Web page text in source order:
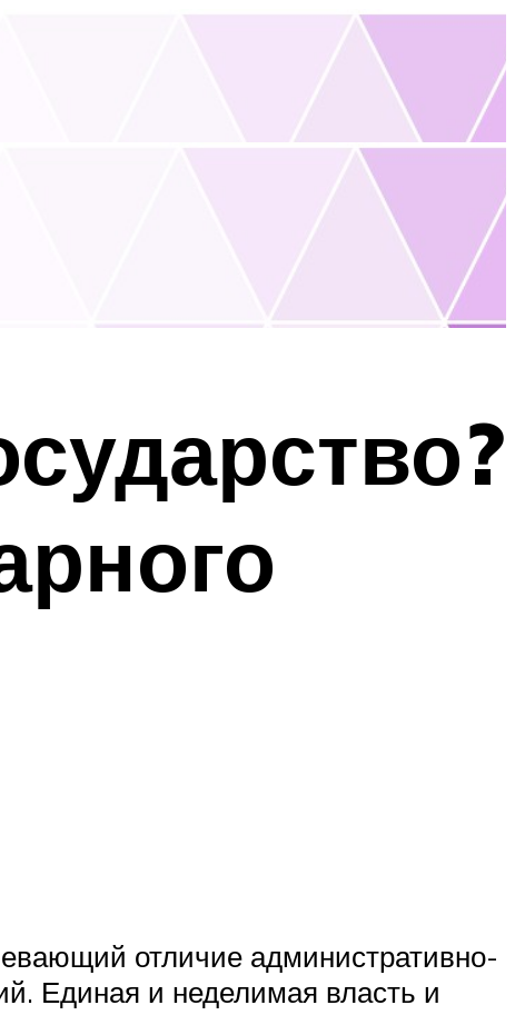
отличие административно-
Единая и неделимая власть и